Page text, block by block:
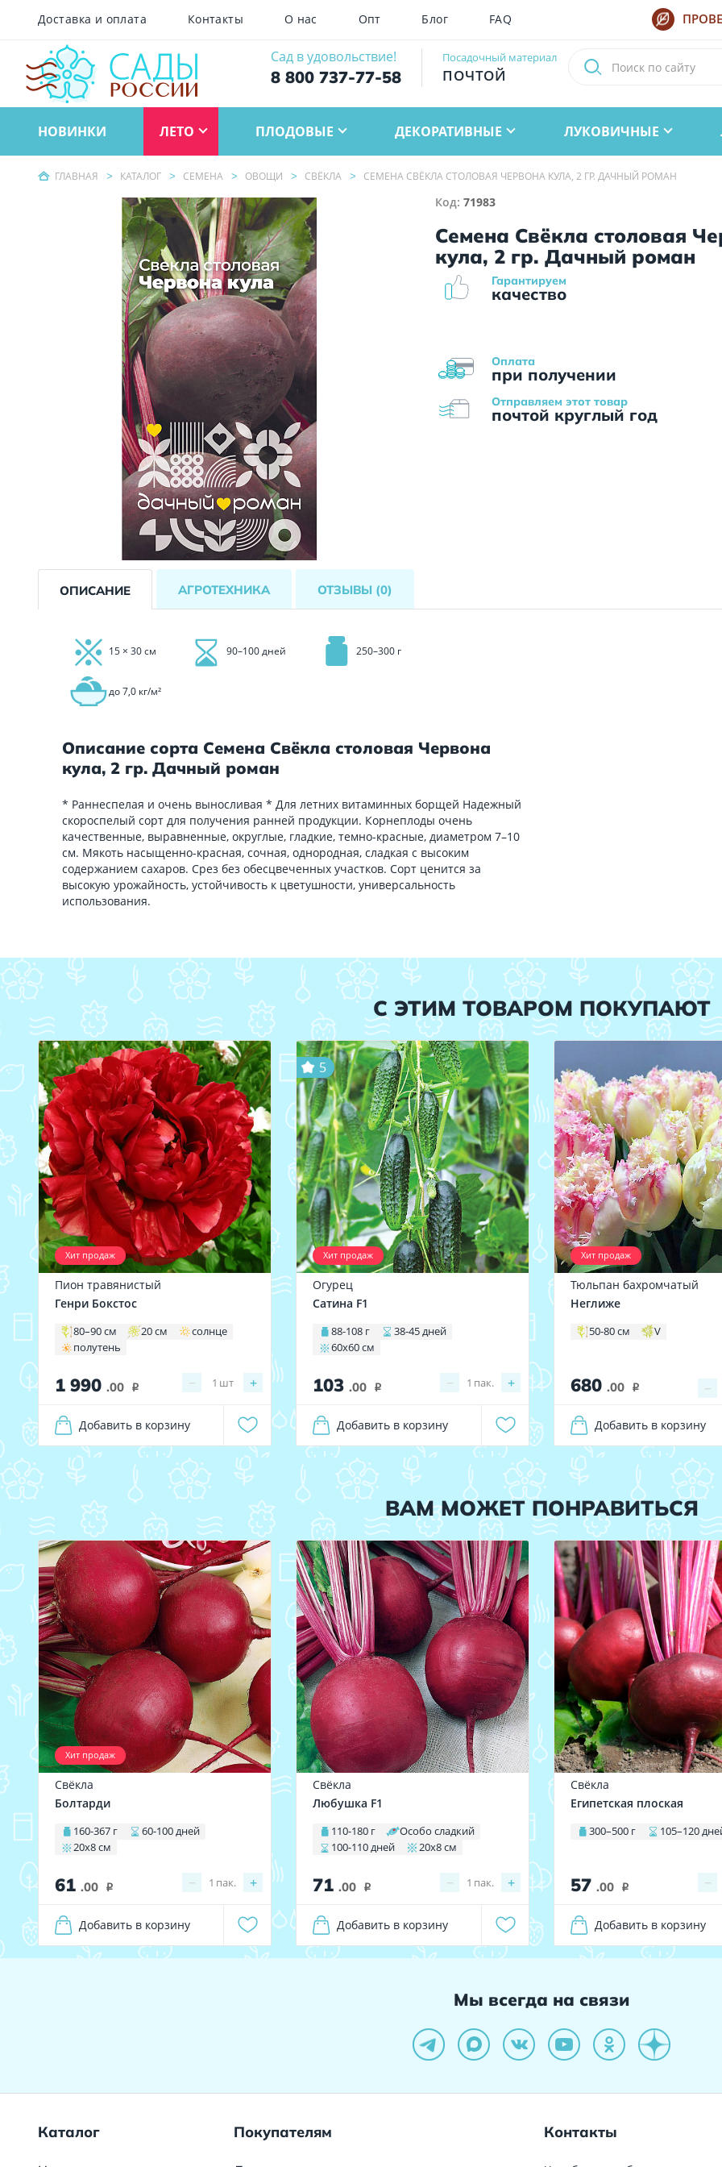
Доставка и оплата Контакты О нас Опт Блог FAQ
Сад в удовольствие!
8 800 737-77-58
Посадочный материал
ПОЧТОЙ
НОВИНКИ ЛЕТО ПЛОДОВЫЕ ДЕКОРАТИВНЫЕ ЛУКОВИЧНЫЕ
ГЛАВНАЯ КАТАЛОГ СЕМЕНА ОВОЩИ СВЁКЛА СЕМЕНА СВЁКЛА СТОЛОВАЯ ЧЕРВОНА КУЛА, 2 ГР. ДАЧНЫЙ РОМАН
Код:71983
Семена Свёкла столовая
кула, 2 гр. Дачный роман
Оплата
при получении
Гарантируем
качество
Отправляем этот товар
почтой круглый год
ОПИСАНИЕ АГРОТЕХНИКА ОТЗЫВЫ (0)
15 × 30 см 90–100 дней 250–300 г
до 7,0 кг/м²
Описание сорта Семена Свёкла столовая Червона
кула, 2 гр. Дачный роман
* Раннеспелая и очень выносливая * Для летних витаминных борщей Надежный
скороспелый сорт для получения ранней продукции. Корнеплоды очень
качественные, выравненные, округлые, гладкие, темно-красные, диаметром 7–10
см. Мякоть насыщенно-красная, сочная, однородная, сладкая с высоким
содержанием сахаров. Срез без обесцвеченных участков. Сорт ценится за
высокую урожайность, устойчивость к цветушности, универсальность
использования.
С ЭТИМ ТОВАРОМ ПОКУПАЮТ
Хит продаж
Пион травянистый
Генри Бокстос
80–90 см 20 см
солнце
полутень
1 990 .00 i − +
1 шт
Добавить в корзину
Хит продаж
5
Огурец
Сатина F1
88-108 г
38-45 дней
60х60 см
103 .00 i − +
1 пак.
Добавить в корзину
Хит продаж
Тюльпан бахромчатый
Неглиже
50-80 см V
680 .00 i −
Добавить в корзину
ВАМ МОЖЕТ ПОНРАВИТЬСЯ
Хит продаж
Свёкла
Болтарди
160-367 г
60-100 дней
20х8 см
61 .00 i − +
1 пак.
Добавить в корзину
Свёкла
Любушка F1
110-180 г
Особо сладкий
100-110 дней
20х8 см
71 .00 i − +
1 пак.
Добавить в корзину
Свёкла
Египетская плоская
300–500 г 105–120
57 .00 i −
Добавить в корзину
Мы всегда на связи
Каталог Покупателям Контакты